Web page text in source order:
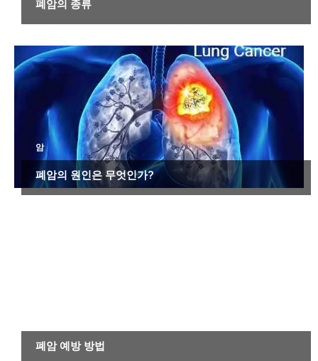
폐암의 종류
암
폐암의 원인은 무엇인가?
폐암 예방 방법